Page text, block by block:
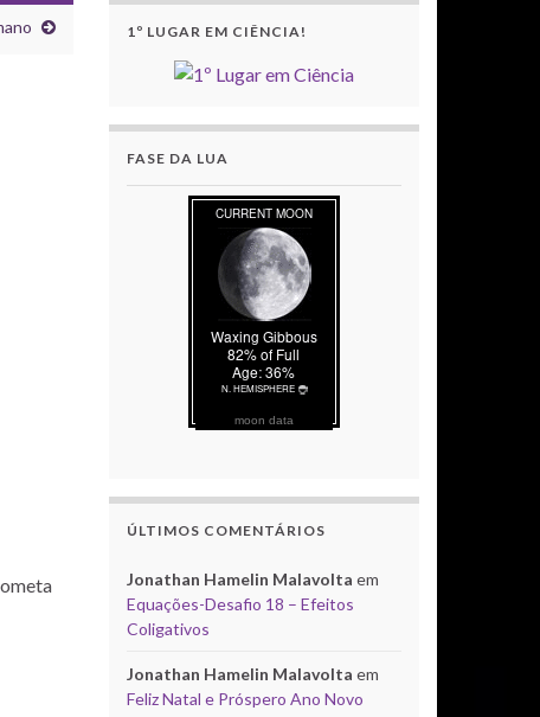
1º LUGAR EM CIÊNCIA!
FASE DA LUA
moon data
ÚLTIMOS COMENTÁRIOS
Jonathan Hamelin Malavolta em
Equações-Desafio 18 – Efeitos
Coligativos
Jonathan Hamelin Malavolta em
Feliz Natal e Próspero Ano Novo